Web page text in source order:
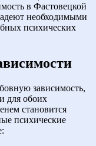
в Фастовецкой
необходимыми
психических
зависимость,
для обоих
становится
психические